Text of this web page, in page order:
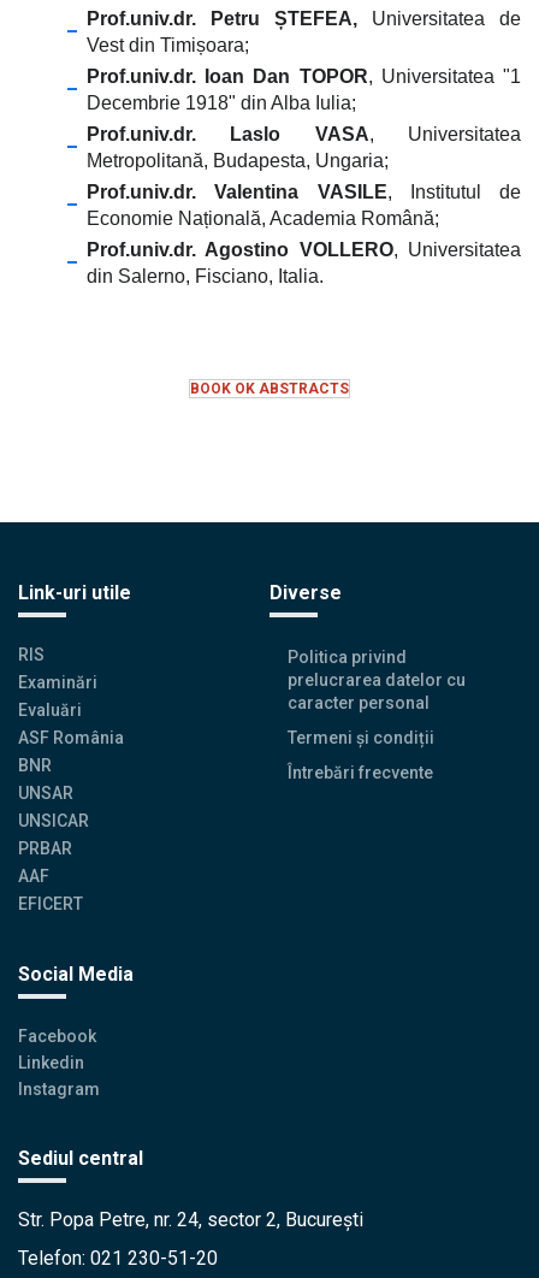
Prof.univ.dr. Petru ȘTEFEA, Universitatea de
Vest din Timișoara;
Prof.univ.dr. Ioan Dan TOPOR, Universitatea "1
Decembrie 1918" din Alba Iulia;
Prof.univ.dr. Laslo VASA, Universitatea
Metropolitană, Budapesta, Ungaria;
Prof.univ.dr. Valentina VASILE, Institutul de
Economie Națională, Academia Română;
Prof.univ.dr. Agostino VOLLERO, Universitatea
din Salerno, Fisciano, Italia.
BOOK OK ABSTRACTS
Link-uri utile
RIS
Examinări
Evaluări
ASF România
BNR
UNSAR
UNSICAR
PRBAR
AAF
EFICERT
Diverse
Politica privind
prelucrarea datelor cu
caracter personal
Termeni și condiții
Întrebări frecvente
Social Media
Facebook
Linkedin
Instagram
Sediul central
Str. Popa Petre, nr. 24, sector 2, București
Telefon: 021 230-51-20